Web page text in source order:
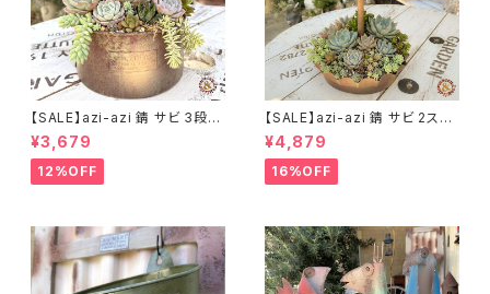
【SALE】azi-azi 錆 サビ 3段シ
ャビー プランター
¥3,679
12%OFF
【SALE】azi-azi 錆 サビ 2ステ
ップ プランター
¥4,879
16%OFF